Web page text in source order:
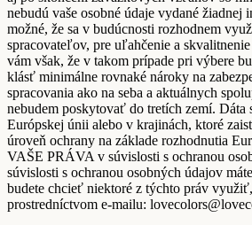
nebudú vaše osobné údaje vydané žiadnej
možné, že sa v budúcnosti rozhodnem
spracovateľov, pre uľahčenie a
vám však, že v takom prípade pri výbere
klásť minimálne rovnaké nároky na
spracovania ako na seba a aktuálnych
nebudem poskytovať do tretích zemí. Dáta
Európskej únii alebo v krajinách, ktoré
úroveň ochrany na základe rozhodnutia
VAŠE PRÁVA v súvislosti s ochranou
súvislosti s ochranou osobných údajov
budete chcieť niektoré z týchto práv
prostredníctvom e-mailu: